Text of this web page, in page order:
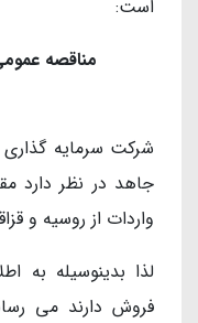
است:
مناقصه
شرکت سرمایه
واردات از روسیه و
لذا بدینوسیله به
فروش دارند می